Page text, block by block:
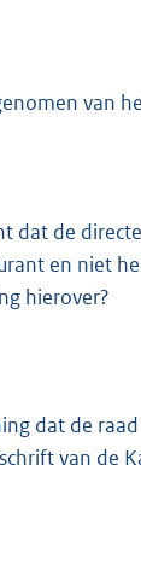
van
dat de
en niet
hierover?
dat de
van de